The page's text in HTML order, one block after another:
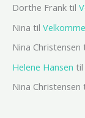
Dorthe Frank til
Nina til
Nina Christensen
Helene Hansen til
Nina Christensen